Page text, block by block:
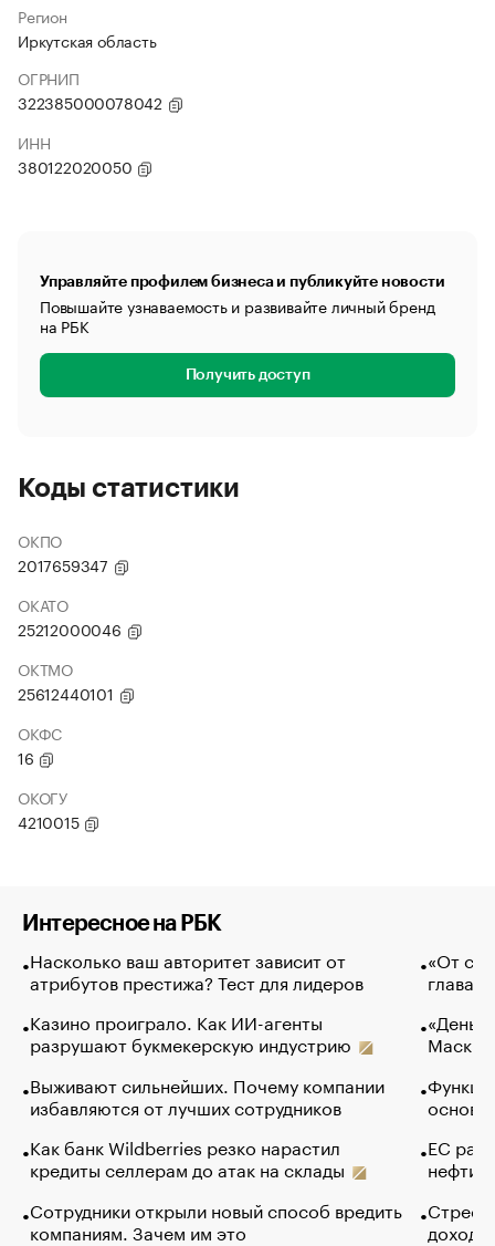
Регион
Иркутская область
ОГРНИП
322385000078042
ИНН
380122020050
Управляйте профилем бизнеса и публикуйте новости
Повышайте узнаваемость и развивайте личный бренд
на РБК
Получить доступ
Коды статистики
ОКПО
2017659347
ОКАТО
25212000046
ОКТМО
25612440101
ОКФС
16
ОКОГУ
4210015
Интересное на РБК
Насколько ваш авторитет зависит от
атрибутов престижа? Тест для лидеров
Казино проиграло. Как ИИ-агенты
разрушают букмекерскую индустрию
Выживают сильнейших. Почему компании
избавляются от лучших сотрудников
Как банк Wildberries резко нарастил
кредиты селлерам до атак на склады
Сотрудники открыли новый способ вредить
компаниям. Зачем им это
«От
глава
Маск в
основ
ЕС
нефти